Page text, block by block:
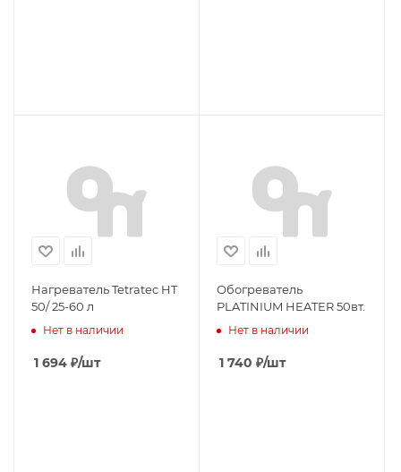
Нагреватель Tetratec HT
50/ 25-60 л
Нет в наличии
1 694 ₽/шт
Обогреватель
PLATINIUM HEATER 50вт.
Нет в наличии
1 740 ₽/шт